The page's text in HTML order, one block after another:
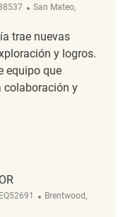
Ubicación
San Mateo,
trae nuevas
y logros.
equipo que
colaboración y
Coordinator
Ubicación
Brentwood,